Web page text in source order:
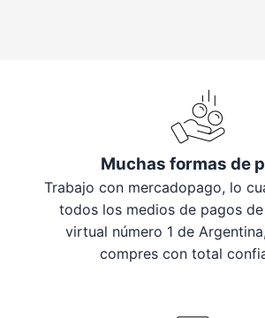
Muchas formas de
Trabajo con mercadopago, lo
todos los medios de pagos
virtual número 1 de
compres con total